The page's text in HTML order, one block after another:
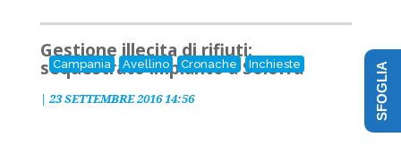
Campania Avellino Cronache Inchieste
Gestione illecita di rifiuti:
sequestrato impianto a Solofra
| 23 SETTEMBRE 2016 14:56 SFOGLIA